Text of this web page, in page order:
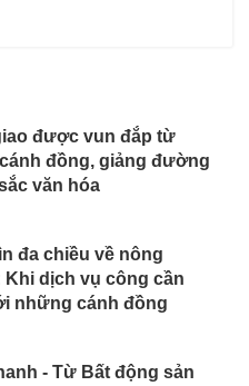
được vun đắp từ
đồng, giảng đường
văn hóa
đa chiều về nông
Khi dịch vụ công cần
những cánh đồng
- Từ Bất động sản